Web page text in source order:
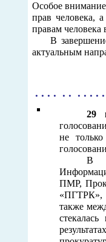
Особое
прав человека,
правам
В завершение
актуальным
. . . . . . . . . . .
29
не
В
ПМР,
«ПГТРК»,
также